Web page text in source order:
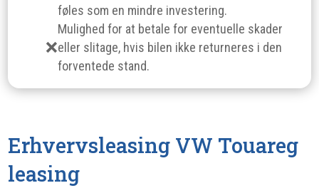
føles som en mindre investering.
Mulighed for at betale for eventuelle skader
eller slitage, hvis bilen ikke returneres i den
forventede stand.
Erhvervsleasing VW Touareg
leasing